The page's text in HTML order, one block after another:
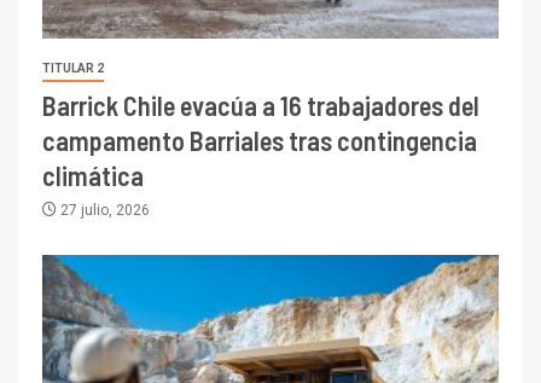
TITULAR 2
Barrick Chile evacúa a 16 trabajadores del
campamento Barriales tras contingencia
climática
27 julio, 2026